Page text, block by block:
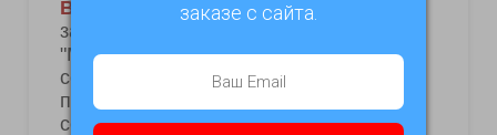
заказе с сайта.